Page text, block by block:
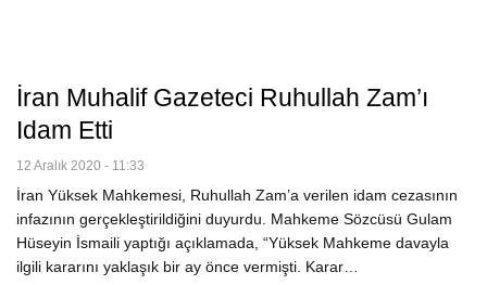
İran Muhalif Gazeteci Ruhullah Zam’ı
Idam Etti
12 Aralık 2020 - 11:33
İran Yüksek Mahkemesi, Ruhullah Zam’a verilen idam cezasının
infazının gerçekleştirildiğini duyurdu. Mahkeme Sözcüsü Gulam
Hüseyin İsmaili yaptığı açıklamada, “Yüksek Mahkeme davayla
ilgili kararını yaklaşık bir ay önce vermişti. Karar…